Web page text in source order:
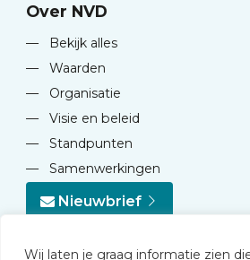
Wij laten je graag informatie zien
Over NVD
—
Bekijk alles
—
Waarden
—
Organisatie
—
Visie en beleid
—
Standpunten
—
Samenwerkingen
Nieuwbrief